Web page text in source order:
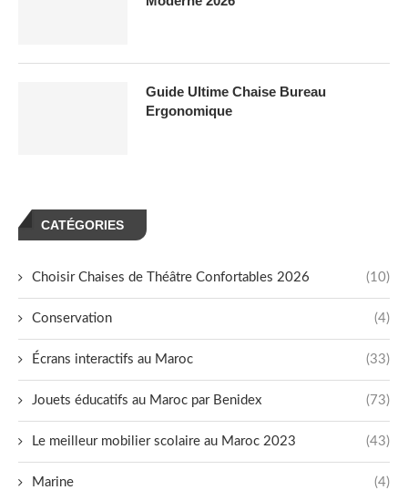
Guide Ultime Chaise Bureau
Ergonomique
CATÉGORIES
Choisir Chaises de Théâtre Confortables 2026 (10)
Conservation (4)
Écrans interactifs au Maroc (33)
Jouets éducatifs au Maroc par Benidex (73)
Le meilleur mobilier scolaire au Maroc 2023 (43)
Marine (4)